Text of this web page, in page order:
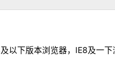
以下版本浏览器，IE8及一